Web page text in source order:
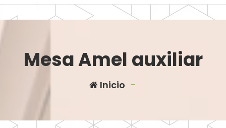
Mesa Amel auxiliar
Inicio -